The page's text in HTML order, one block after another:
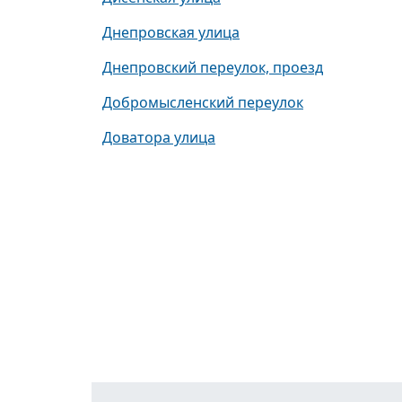
Днепровская улица
Днепровский переулок, проезд
Добромысленский переулок
Доватора улица